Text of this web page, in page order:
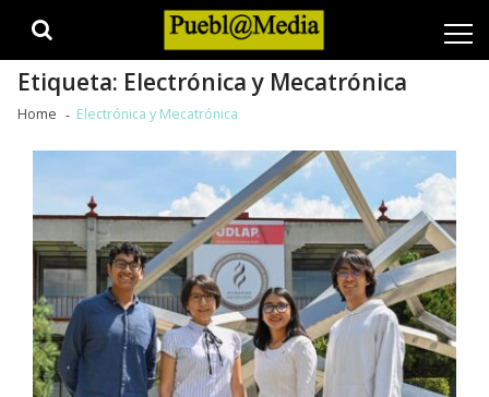
Etiqueta: Electrónica y Mecatrónica
Home Electrónica y Mecatrónica